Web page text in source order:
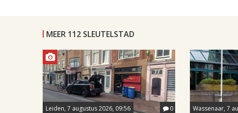
MEER 112 SLEUTELSTAD
Leiden, 7 augustus 2026, 09:56 0 Wassenaar, 7